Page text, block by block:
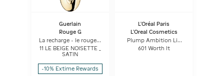
Guerlain
Rouge G
La recharge - le rouge à
lèvres soin
personnalisable - Satin
11 LE BEIGE NOISETTE _
SATIN
-10% Extime Rewards
L'Oréal Paris
L'Oreal Cosmetics
Plump Ambition Lip
Oil
601 Worth It